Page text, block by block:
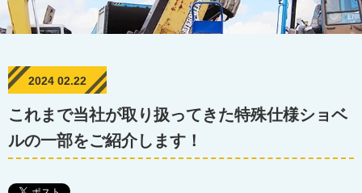
2024 02.22
これまで当社が取り扱ってきた特殊仕様ショベ
ルの一部をご紹介します！